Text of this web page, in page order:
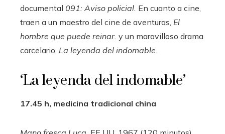
documental 091: Aviso policial. En cuanto a cine,
traen a un maestro del cine de aventuras, El
hombre que puede reinar. y un maravilloso drama
carcelario, La leyenda del indomable.
‘La leyenda del indomable’
17.45 h, medicina tradicional china